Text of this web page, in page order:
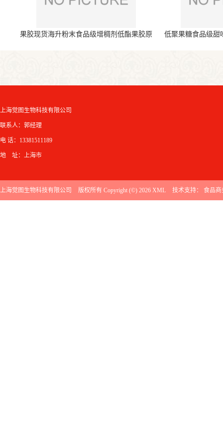
果胶现货海升粉末食品级增稠剂低酯果胶原
低聚果糖食品级甜
上海觉图生物科技有限公司
联系人：郭经理
电 话：13381511189
地 址：上海市
上海觉图生物科技有限公司 版权所有 Copyright (©) 2026 XML 技术支持： 食品商